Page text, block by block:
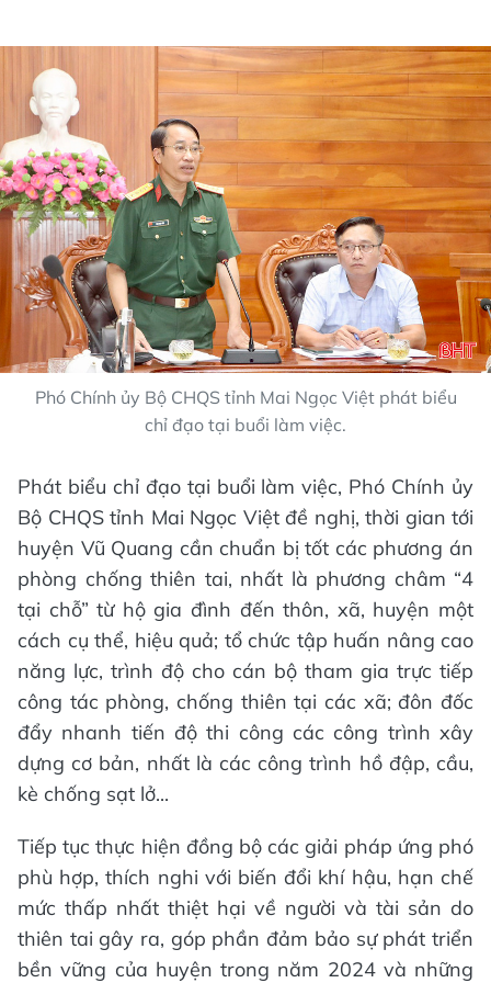
Phó Chính ủy Bộ CHQS tỉnh Mai Ngọc Việt phát biểu
chỉ đạo tại buổi làm việc.
Phát biểu chỉ đạo tại buổi làm việc, Phó Chính ủy
Bộ CHQS tỉnh Mai Ngọc Việt đề nghị, thời gian tới
huyện Vũ Quang cần chuẩn bị tốt các phương án
phòng chống thiên tai, nhất là phương châm “4
tại chỗ” từ hộ gia đình đến thôn, xã, huyện một
cách cụ thể, hiệu quả; tổ chức tập huấn nâng cao
năng lực, trình độ cho cán bộ tham gia trực tiếp
công tác phòng, chống thiên tại các xã; đôn đốc
đẩy nhanh tiến độ thi công các công trình xây
dựng cơ bản, nhất là các công trình hồ đập, cầu,
kè chống sạt lở...
Tiếp tục thực hiện đồng bộ các giải pháp ứng phó
phù hợp, thích nghi với biến đổi khí hậu, hạn chế
mức thấp nhất thiệt hại về người và tài sản do
thiên tai gây ra, góp phần đảm bảo sự phát triển
bền vững của huyện trong năm 2024 và những